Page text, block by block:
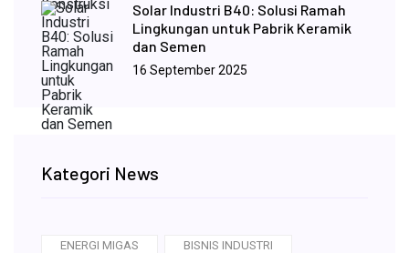
Solar Industri B40: Solusi Ramah
Lingkungan untuk Pabrik Keramik
dan Semen
16 September 2025
Kategori News
ENERGI MIGAS BISNIS INDUSTRI